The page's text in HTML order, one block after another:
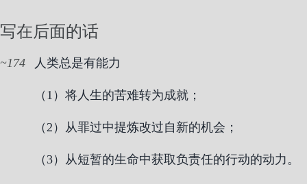
写在后面的话
174 人类总是有能力
（1）将人生的苦难转为成就；
（2）从罪过中提炼改过自新的机会；
（3）从短暂的生命中获取负责任的行动的动力。